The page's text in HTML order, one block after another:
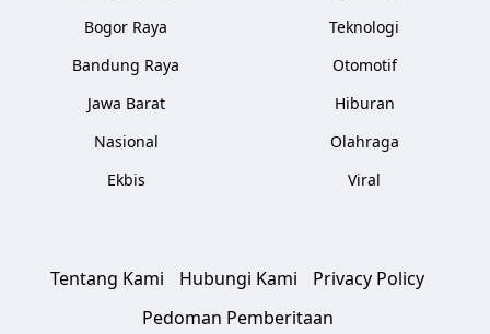
Bogor Raya
Bandung Raya
Jawa Barat
Nasional
Ekbis
Teknologi
Otomotif
Hiburan
Olahraga
Viral
Tentang Kami Hubungi Kami
Privacy Policy
Pedoman Pemberitaan